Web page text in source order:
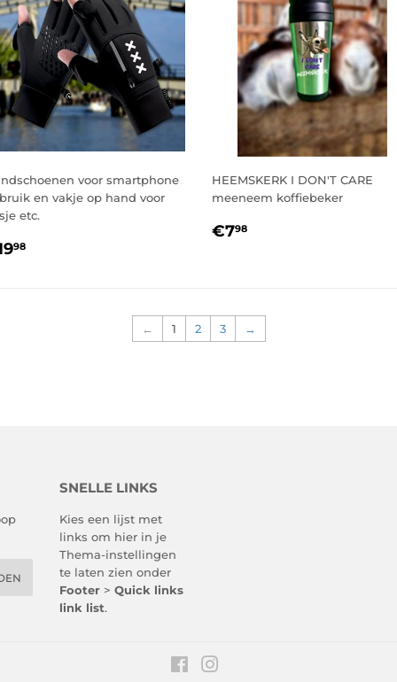
voor smartphone
en vakje op hand voor
etc.
98€19,98
HEEMSKERK I DON'T CARE
meeneem koffiebeker
NORMALE
€798
← 1 2 3 →
SNELLE LINKS
Kies een lijst met
links om hier in je
Thema-instellingen
te laten zien onder
Footer >Quick links
link list.
Facebook